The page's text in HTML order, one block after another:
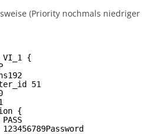
(Priority nochmals niedriger
VI_1 {
51
{